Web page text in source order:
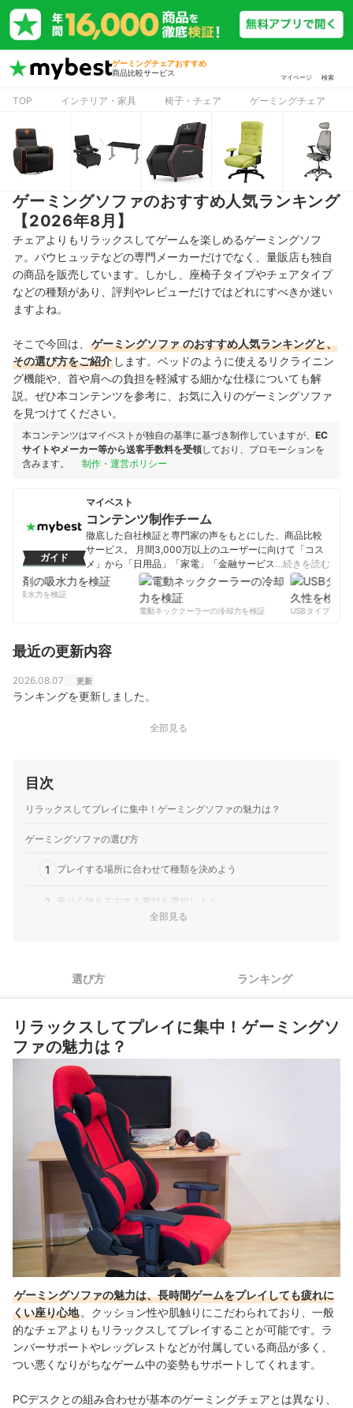
ゲーミングチェアおすすめ
商品比較サービス
マイページ 検索
TOP インテリア・家具 椅子・チェア ゲーミングチェア
ゲーミングソファのおすすめ人気ランキング
【2026年8月】
チェアよりもリラックスしてゲームを楽しめるゲーミングソフ
ァ。バウヒュッテなどの専門メーカーだけでなく、量販店も独自
の商品を販売しています。しかし、座椅子タイプやチェアタイプ
などの種類があり、評判やレビューだけではどれにすべきか迷い
ますよね。
そこで今回は、 ゲーミングソファ のおすすめ人気ランキングと、
その選び方をご紹介 します。ベッドのように使えるリクライニン
グ機能や、首や肩への負担を軽減する細かな仕様についても解
説。ぜひ本コンテンツを参考に、お気に入りのゲーミングソファ
を見つけてください。
本コンテンツはマイベストが独自の基準に基づき制作していますが、 EC
サイトやメーカー等から送客手数料を受領しており、プロモーションを
含みます。
制作・運営ポリシー
ガイド
マイベスト
コンテンツ制作チーム
徹底した自社検証と専門家の声をもとにした、商品比較
サービス。 月間3,000万以上のユーザーに向けて「コス
メ」から「日用品」「家電」「金融サービス」まで、ベ
ストな商品を選んでもらうために、毎日コンテンツを制
コンテンツ制作チームのプロフィール
…続きを読む
の吸水力を検証
電動ネッククーラーの冷却力を検証
USBタイプCケー
最近の更新内容
2026.08.07 更新
ランキングを更新しました。
全部見る
目次
リラックスしてプレイに集中！ゲーミングソファの魅力は？
ゲーミングソファの選び方
1 プレイする場所に合わせて種類を決めよう
2 座り心地を左右する素材を選択しよう
ゲーミングソファ全20商品おすすめ人気ランキング
ゲーミングチェア用のクッションにも注目
あわせて読みたい、関連コンテンツはこちら
ゲーミングソファの売れ筋ランキングもチェック！
全部見る
選び方 ランキング
リラックスしてプレイに集中！ゲーミングソ
ファの魅力は？
ゲーミングソファの魅力は、長時間ゲームをプレイしても疲れに
くい座り心地 。クッション性や肌触りにこだわられており、一般
的なチェアよりもリラックスしてプレイすることが可能です。ラ
ンバーサポートやレッグレストなどが付属している商品が多く、
つい悪くなりがちなゲーム中の姿勢もサポートしてくれます。
PCデスクとの組み合わせが基本のゲーミングチェアとは異なり、